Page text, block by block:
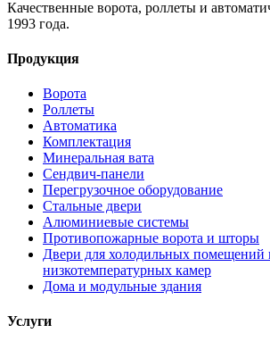
Качественные ворота, роллеты и
1993 года.
Продукция
Ворота
Роллеты
Автоматика
Комплектация
Минеральная вата
Сендвич-панели
Перегрузочное оборудование
Стальные двери
Алюминиевые системы
Противопожарные ворота и шторы
Двери для холодильных помещений
низкотемпературных камер
Дома и модульные здания
Услуги